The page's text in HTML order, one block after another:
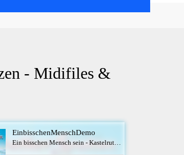
- Midifiles &
EinbisschenMenschDemo
Ein bisschen Mensch sein - Kastelruther Spatzen